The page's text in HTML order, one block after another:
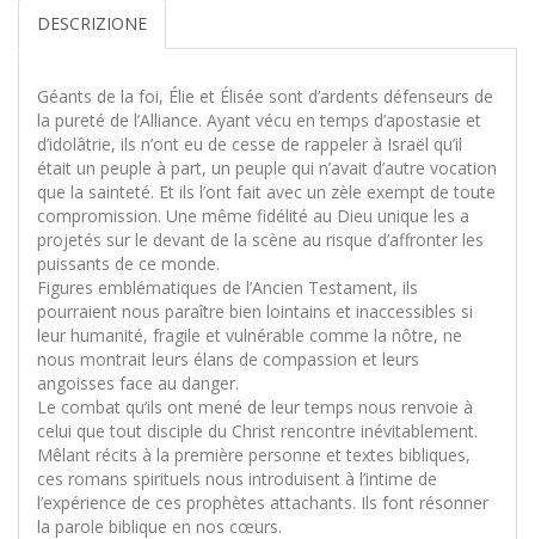
DESCRIZIONE
Géants de la foi, Élie et Élisée sont d’ardents défenseurs de
la pureté de l’Alliance. Ayant vécu en temps d’apostasie et
d’idolâtrie, ils n’ont eu de cesse de rappeler à Israël qu’il
était un peuple à part, un peuple qui n’avait d’autre vocation
que la sainteté. Et ils l’ont fait avec un zèle exempt de toute
compromission. Une même fidélité au Dieu unique les a
projetés sur le devant de la scène au risque d’affronter les
puissants de ce monde.
Figures emblématiques de l’Ancien Testament, ils
pourraient nous paraître bien lointains et inaccessibles si
leur humanité, fragile et vulnérable comme la nôtre, ne
nous montrait leurs élans de compassion et leurs
angoisses face au danger.
Le combat qu’ils ont mené de leur temps nous renvoie à
celui que tout disciple du Christ rencontre inévitablement.
Mêlant récits à la première personne et textes bibliques,
ces romans spirituels nous introduisent à l’intime de
l’expérience de ces prophètes attachants. Ils font résonner
la parole biblique en nos cœurs.